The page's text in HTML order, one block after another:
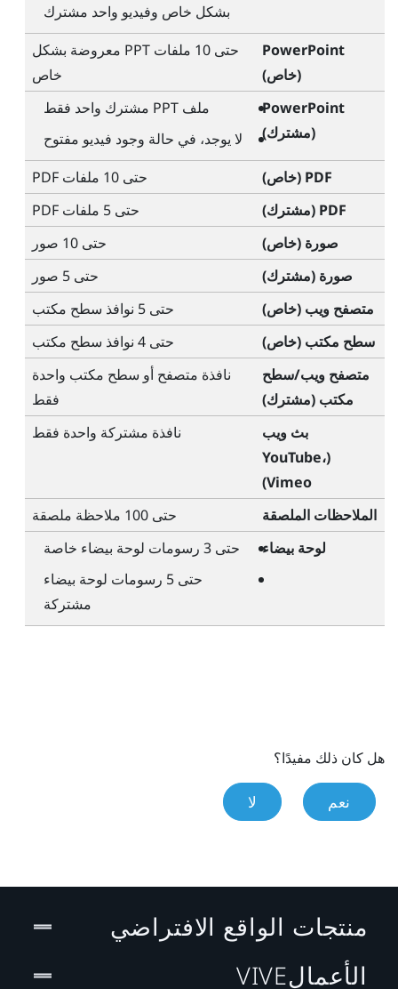
بشكل خاص وفيديو واحد مشترك
PowerPoint
(خاص)
حتى 10 ملفات PPT معروضة بشكل
خاص
PowerPoint
(مشترك)
ملف PPT مشترك واحد فقط
لا يوجد، في حالة وجود فيديو مفتوح
PDF (خاص)
حتى 10 ملفات PDF
PDF (مشترك)
حتى 5 ملفات PDF
صورة (خاص)
حتى 10 صور
صورة (مشترك)
حتى 5 صور
متصفح ويب (خاص)
حتى 5 نوافذ سطح مكتب
سطح مكتب (خاص)
حتى 4 نوافذ سطح مكتب
متصفح ويب/سطح
مكتب (مشترك)
نافذة متصفح أو سطح مكتب واحدة
فقط
بث ويب
(
YouTube،
Vimeo
)
نافذة مشتركة واحدة فقط
الملاحظات الملصقة
حتى 100 ملاحظة ملصقة
لوحة بيضاء
حتى 3 رسومات لوحة بيضاء خاصة
حتى 5 رسومات لوحة بيضاء
مشتركة
هل كان ذلك مفيدًا؟
نعم لا
منتجات الواقع الافتراضي
الأعمالVIVE